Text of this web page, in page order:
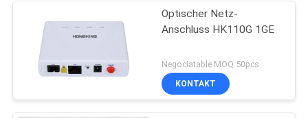
Optischer Netz-
Anschluss HK110G 1GE
Negociatable MOQ:50pcs
KONTAKT